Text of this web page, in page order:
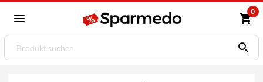
0